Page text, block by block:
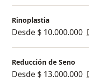
Rinoplastia
Desde $ 10.000.000
Reducción de Seno
Desde $ 13.000.000